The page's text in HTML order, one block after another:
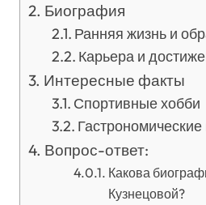
Биография
Ранняя жизнь и
Карьера и
Интересные факты
Спортивные хобби
Вопрос-ответ:
Какова
Кузнецовой?